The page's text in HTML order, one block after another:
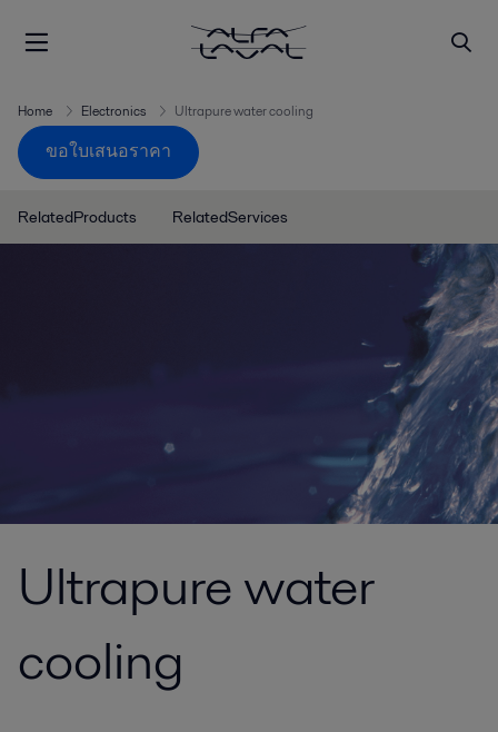
Home Electronics Ultrapure water cooling
ขอใบเสนอราคา
RelatedProducts RelatedServices
Ultrapure water
cooling